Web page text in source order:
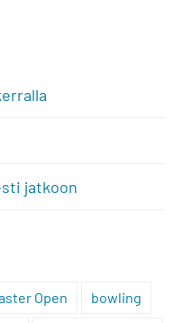
jatkoon
Open bowling